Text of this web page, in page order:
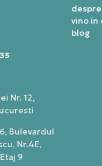
Nr. 12,
Bulevardul
Nr.4E,
9
vino in
blog